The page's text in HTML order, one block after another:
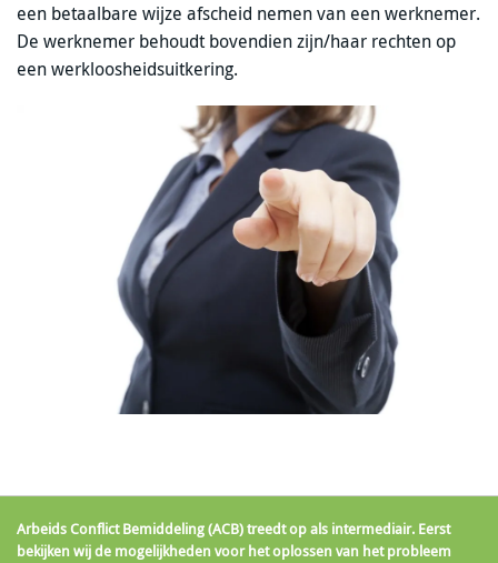
een betaalbare wijze afscheid nemen van een werknemer.
De werknemer behoudt bovendien zijn/haar rechten op
een werkloosheidsuitkering.
Arbeids Conflict Bemiddeling (ACB) treedt op als intermediair. Eerst
bekijken wij de mogelijkheden voor het oplossen van het probleem